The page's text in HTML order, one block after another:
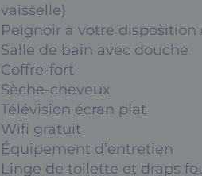
vaisselle)
Peignoir à votre disposition
Salle de bain avec douche
Coffre-fort
Sèche-cheveux
Télévision écran plat
Wifi gratuit
Équipement d’entretien
Linge de toilette et draps